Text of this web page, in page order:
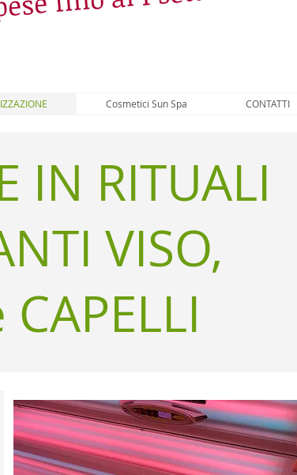
Cosmetici Sun Spa CONTATTI
IN RITUALI
VISO,